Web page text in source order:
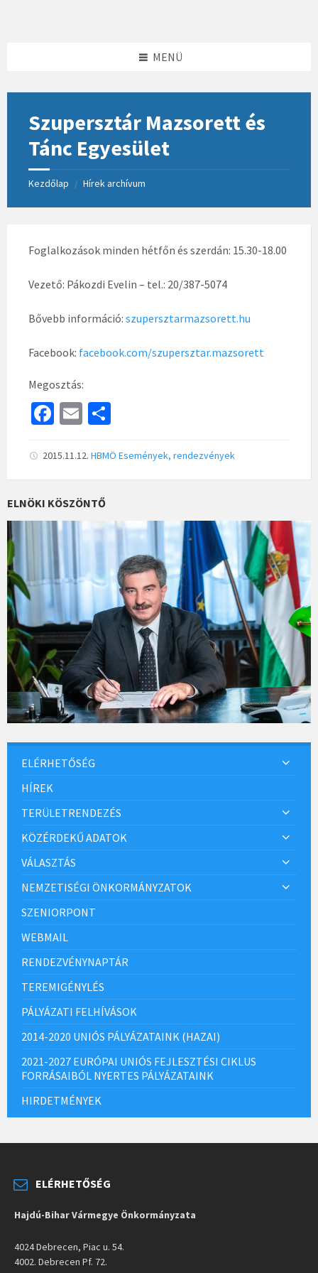
MENÜ
Szupersztár Mazsorett és
Tánc Egyesület
Kezdőlap / Hírek archívum
Foglalkozások minden hétfőn és szerdán: 15.30-18.00
Vezető: Pákozdi Evelin – tel.: 20/387-5074
Bővebb információ: szupersztarmazsorett.hu
Facebook: facebook.com/szupersztar.mazsorett
Megosztás:
Fa
b
o
o
k
E
ai
l
ar
e
2015.11.12. HBMÖ Események, rendezvények
ELNÖKI KÖSZÖNTŐ
ELÉRHETŐSÉG
HÍREK
TERÜLETRENDEZÉS
KÖZÉRDEKŰ ADATOK
VÁLASZTÁS
NEMZETISÉGI ÖNKORMÁNYZATOK
SZENIORPONT
WEBMAIL
RENDEZVÉNYNAPTÁR
TEREMIGÉNYLÉS
PÁLYÁZATI FELHÍVÁSOK
2014-2020 UNIÓS PÁLYÁZATAINK (HAZAI)
2021-2027 EURÓPAI UNIÓS FEJLESZTÉSI CIKLUS
FORRÁSAIBÓL NYERTES PÁLYÁZATAINK
HIRDETMÉNYEK
ELÉRHETŐSÉG
Hajdú-Bihar Vármegye Önkormányzata
4024 Debrecen, Piac u. 54.
4002. Debrecen Pf. 72.